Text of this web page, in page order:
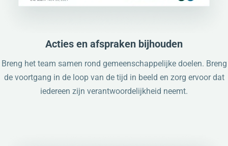
Acties en afspraken bijhouden
Breng het team samen rond gemeenschappelijke doelen. Breng
de voortgang in de loop van de tijd in beeld en zorg ervoor dat
iedereen zijn verantwoordelijkheid neemt.